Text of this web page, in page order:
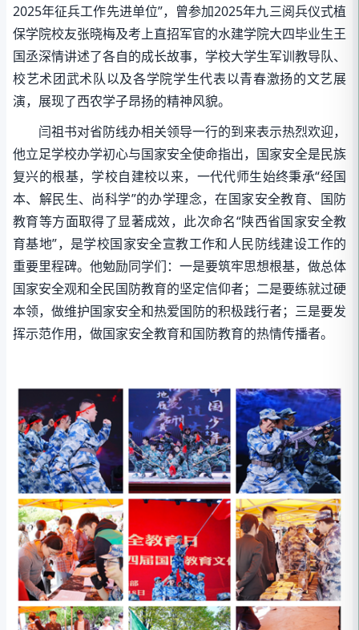
2025年征兵工作先进单位”，曾参加2025年九三阅兵仪式植
保学院校友张晓梅及考上直招军官的水建学院大四毕业生王
国丞深情讲述了各自的成长故事，学校大学生军训教导队、
校艺术团武术队以及各学院学生代表以青春激扬的文艺展
演，展现了西农学子昂扬的精神风貌。
闫祖书对省防线办相关领导一行的到来表示热烈欢迎，
他立足学校办学初心与国家安全使命指出，国家安全是民族
复兴的根基，学校自建校以来，一代代师生始终秉承“经国
本、解民生、尚科学”的办学理念，在国家安全教育、国防
教育等方面取得了显著成效，此次命名“陕西省国家安全教
育基地”，是学校国家安全宣教工作和人民防线建设工作的
重要里程碑。他勉励同学们：一是要筑牢思想根基，做总体
国家安全观和全民国防教育的坚定信仰者；二是要练就过硬
本领，做维护国家安全和热爱国防的积极践行者；三是要发
挥示范作用，做国家安全教育和国防教育的热情传播者。